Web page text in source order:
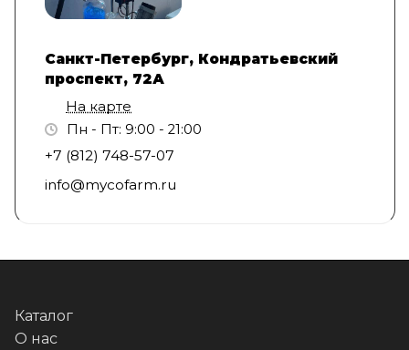
Санкт-Петербург, Кондратьевский
проспект, 72А
На карте
Пн - Пт: 9:00 - 21:00
+7 (812) 748-57-07
info@mycofarm.ru
Каталог
О нас